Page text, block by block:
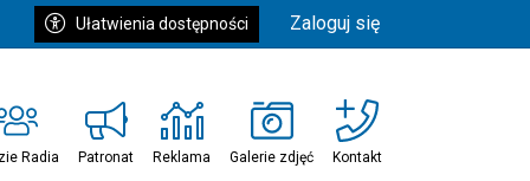
Ułatwienia dostępności Zaloguj się
Radia Patronat Reklama Galerie zdjęć Kontakt